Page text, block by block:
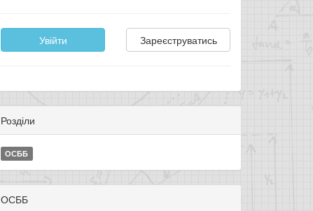
Увійти Зареєструватись
Розділи
ОСББ
ОСББ